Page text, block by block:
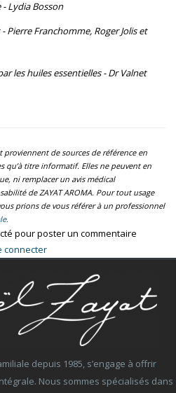
Lydia Bosson
Pierre Franchomme, Roger Jolis et
les huiles essentielles - Dr Valnet
de sources de référence en
qu’à titre informatif. Elles ne peuvent en
ni remplacer un avis médical
de ZAYAT AROMA. Pour tout usage
prions de vous référer à un professionnel
pour poster un commentaire
connecter
depuis 1985, s’engage à offrir
Nous sommes spécialisés dans